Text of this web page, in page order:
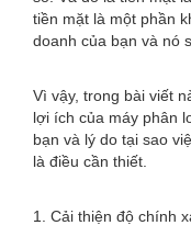
tiền mặt là một phần
doanh của bạn và nó
Vì vậy, trong bài viết
lợi ích của máy phân
bạn và lý do tại sao
là điều cần thiết.
1. Cải thiện độ chính